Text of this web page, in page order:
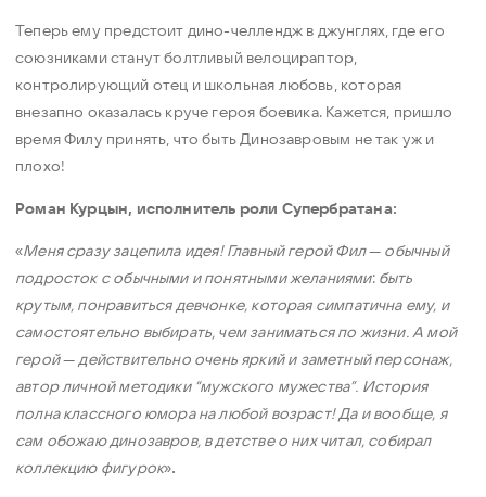
Теперь ему предстоит дино-челлендж в джунглях, где его
союзниками станут болтливый велоцираптор,
контролирующий отец и школьная любовь, которая
внезапно оказалась круче героя боевика. Кажется, пришло
время Филу принять, что быть Динозавровым не так уж и
плохо!
Роман Курцын, исполнитель роли Супербратана:
«Меня сразу зацепила идея! Главный герой Фил— обычный
подросток с обычными и понятными желаниями:быть
крутым, понравиться девчонке, которая симпатична ему, и
самостоятельно выбирать, чем заниматься по жизни. А мой
герой— действительно очень яркий и заметный персонаж,
автор личной методики “мужского мужества”. История
полна классного юмора на любой возраст! Да и вообще, я
сам обожаю динозавров, в детстве о них читал, собирал
коллекцию фигурок».